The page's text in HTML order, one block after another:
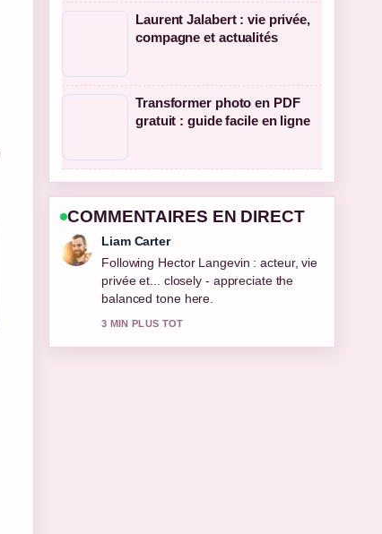
Laurent Jalabert : vie privée,
compagne et actualités
Transformer photo en PDF
gratuit : guide facile en ligne
COMMENTAIRES EN DIRECT
Maja Eriksson
Useful context on Bell Hooks :
biographie, théorie, citations et....
Please keep this live thread updated.
5 MIN PLUS TOT